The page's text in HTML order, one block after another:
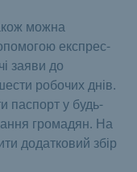
можна
експрес-
заяви до
робочих днів.
паспорт у будь-
громадян. На
додатковий збір